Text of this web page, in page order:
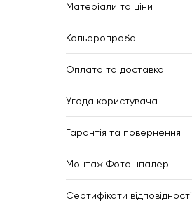
Матеріали та ціни
Кольоропроба
Оплата та доставка
Угода користувача
Гарантія та повернення
Монтаж Фотошпалер
Сертифікати відповідності